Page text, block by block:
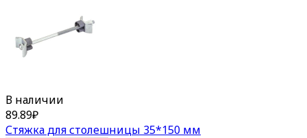
В наличии
89.89₽
Стяжка для столешницы 35*150 мм